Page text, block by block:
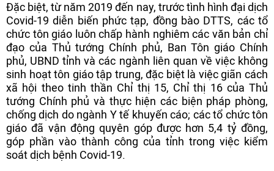
Đặc biệt, từ năm 2019 đến nay, trước tình hình đại dịch
Covid-19 diễn biến phức tạp, đồng bào DTTS, các tổ
chức tôn giáo luôn chấp hành nghiêm các văn bản chỉ
đạo của Thủ tướng Chính phủ, Ban Tôn giáo Chính
phủ, UBND tỉnh và các ngành liên quan về việc không
sinh hoạt tôn giáo tập trung, đặc biệt là việc giãn cách
xã hội theo tinh thần Chỉ thị 15, Chỉ thị 16 của Thủ
tướng Chính phủ và thực hiện các biện pháp phòng,
chống dịch do ngành Y tế khuyến cáo; các tổ chức tôn
giáo đã vận động quyên góp được hơn 5,4 tỷ đồng,
góp phần vào thành công của tỉnh trong việc kiểm
soát dịch bệnh Covid-19.